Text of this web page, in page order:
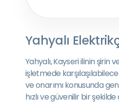
Yahyalı
Yahyalı, Kayseri ilinin
işletmede
ve onarımı konusunda
hızlı ve güvenilir bir